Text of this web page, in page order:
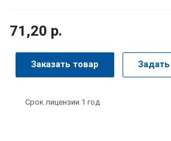
71,20 р.
Заказать товар
Срок лицензии 1 год